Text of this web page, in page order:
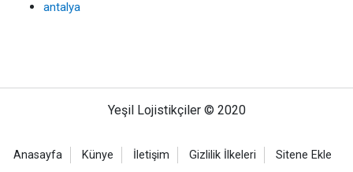
antalya
Yeşil Lojistikçiler © 2020
Anasayfa Künye İletişim Gizlilik İlkeleri Sitene Ekle